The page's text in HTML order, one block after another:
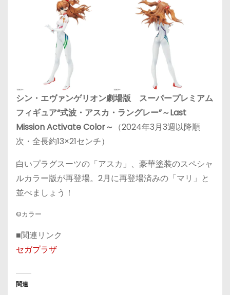
シン・エヴァンゲリオン劇場版 スーパープレミアム
フィギュア“式波・アスカ・ラングレー”～Last
Mission Activate Color～ （2024年3月3週以降順
次・全長約13×21センチ）
白いプラグスーツの「アスカ」、豪華塗装のスペシャ
ルカラー版が再登場。2月に再登場済みの「マリ」と
並べましょう！
©カラー
■関連リンク
セガプラザ
関連